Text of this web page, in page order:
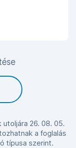
26. 08. 05.
a foglalás
típusa szerint.